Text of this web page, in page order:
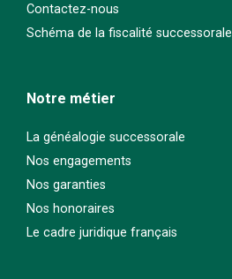
Contactez-nous
Schéma de la fiscalité successorale
Notre métier
La généalogie successorale
Nos engagements
Nos garanties
Nos honoraires
Le cadre juridique français